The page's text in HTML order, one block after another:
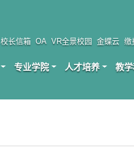
校长信箱 OA VR全景校园 金蝶云 缴
专业学院 人才培养 教